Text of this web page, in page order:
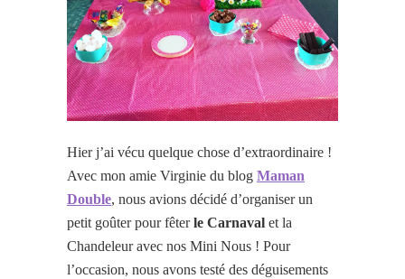
Hier j’ai vécu quelque chose d’extraordinaire !
Avec mon amie Virginie du blog Maman
Double, nous avions décidé d’organiser un
petit goûter pour fêterle Carnaval et la
Chandeleur avec nos Mini Nous ! Pour
l’occasion, nous avons testé des déguisements